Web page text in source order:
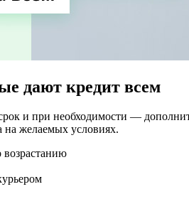
дают кредит всем
и при необходимости —
на желаемых условиях.